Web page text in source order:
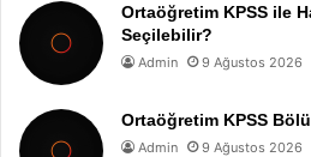
Ortaöğretim KPSS ile
Seçilebilir?
Admin 9 Ağustos 2026
Ortaöğretim KPSS
Admin 9 Ağustos 2026